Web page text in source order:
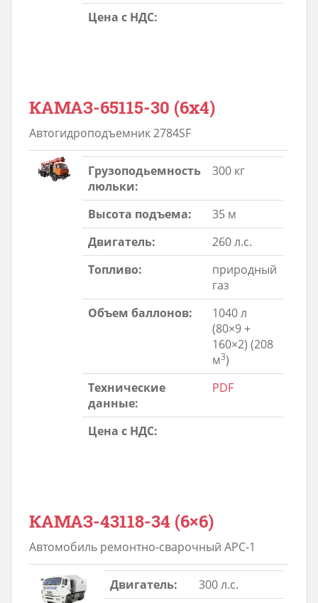
Цена с НДС:
КАМАЗ-65115-30 (6х4)
Автогидроподъемник 2784SF
Грузоподьемность
люльки:
300 кг
Высота подъема:
35 м
Двигатель:
260 л.с.
Топливо:
природный
газ
Объем баллонов:
1040 л
(80×9 +
160×2) (208
м3)
Технические
данные:
PDF
Цена с НДС:
КАМАЗ-43118-34 (6×6)
Автомобиль ремонтно-сварочный АРС-1
Двигатель: 300 л.с.